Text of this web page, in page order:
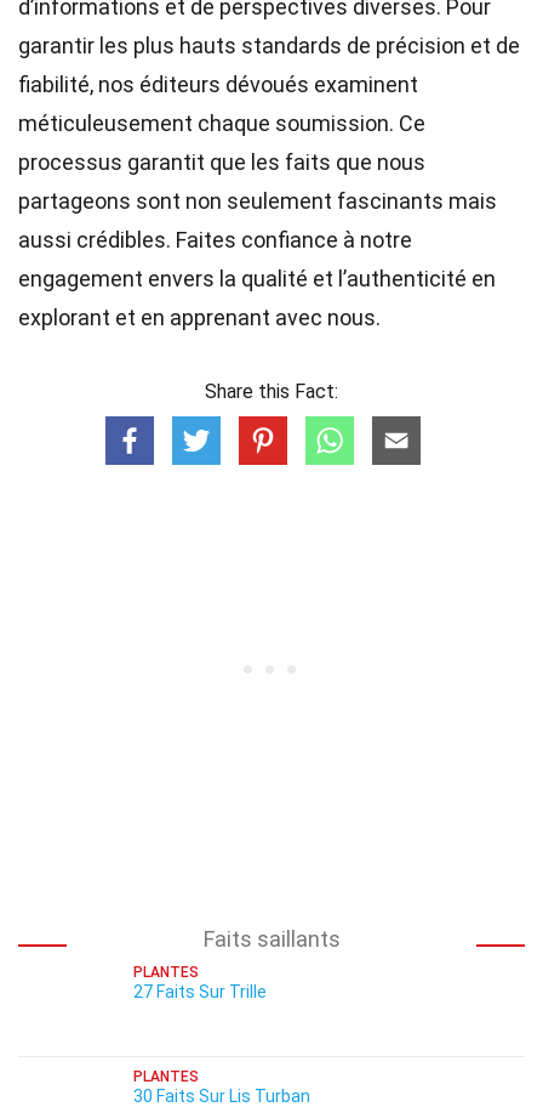
d’informations et de perspectives diverses. Pour
garantir les plus hauts standards de précision et de
fiabilité, nos éditeurs dévoués examinent
méticuleusement chaque soumission. Ce
processus garantit que les faits que nous
partageons sont non seulement fascinants mais
aussi crédibles. Faites confiance à notre
engagement envers la qualité et l’authenticité en
explorant et en apprenant avec nous.
Share this Fact:
Faits saillants
PLANTES
27 Faits Sur Trille
PLANTES
30 Faits Sur Lis Turban